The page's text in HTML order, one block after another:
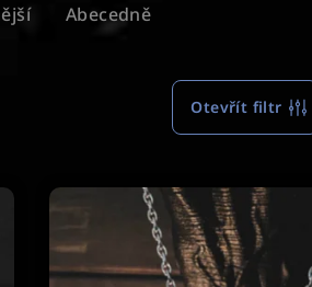
Abecedně
Otevřít filtr